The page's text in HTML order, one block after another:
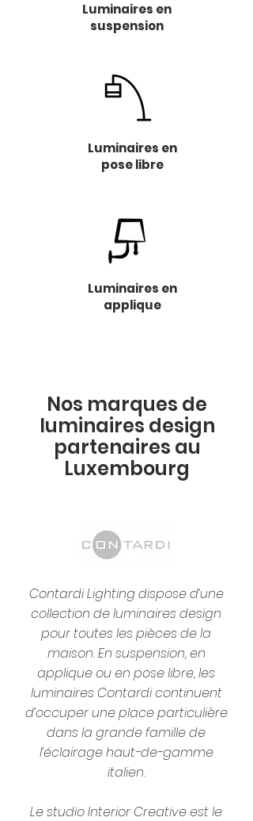
Luminaires en
suspension
Luminaires en
pose libre
Luminaires en
applique
Nos marques de
luminaires design
partenaires au
Luxembourg
Contardi Lighting dispose d’une
collection de luminaires design
pour toutes les pièces de la
maison. En suspension, en
applique ou en pose libre, les
luminaires Contardi continuent
d’occuper une place particulière
dans la grande famille de
l’éclairage haut-de-gamme
italien.
Le studio Interior Creative est le